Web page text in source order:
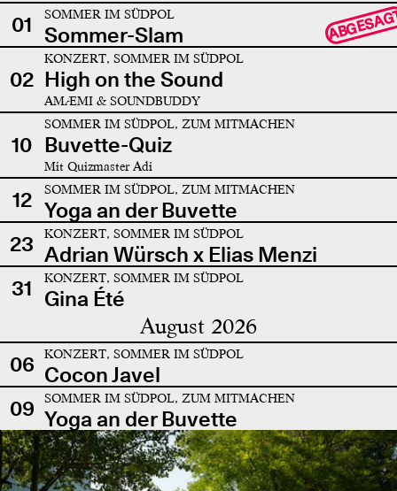
01 SOMMER IM SÜDPOL
Sommer-Slam
02
KONZERT, SOMMER IM SÜDPOL
High on the Sound
AMÆMI & SOUNDBUDDY
10
SOMMER IM SÜDPOL, ZUM MITMACHEN
Buvette-Quiz
Mit Quizmaster Adi
12 SOMMER IM SÜDPOL, ZUM MITMACHEN
Yoga an der Buvette
23
KONZERT, SOMMER IM SÜDPOL
Adrian Würsch x Elias Menzi
31
KONZERT, SOMMER IM SÜDPOL
Gina Été
August 2026
06 KONZERT, SOMMER IM SÜDPOL
Cocon Javel
09
SOMMER IM SÜDPOL, ZUM MITMACHEN
Yoga an der Buvette